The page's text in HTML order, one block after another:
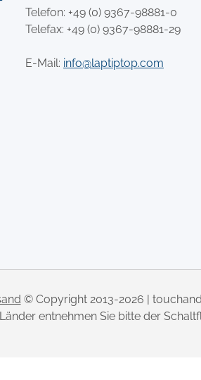
Telefon: +49 (0) 9367-98881-0
Telefax: +49 (0) 9367-98881-29
E-Mail: info@laptiptop.com
© Copyright 2013-2026 |
entnehmen Sie bitte der